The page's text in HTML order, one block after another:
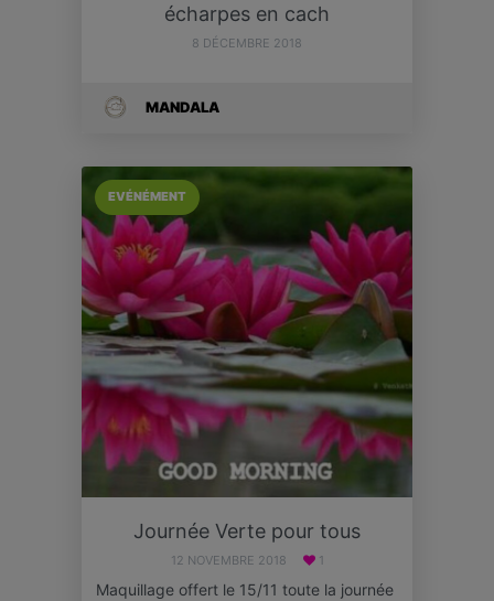
écharpes en cach
8 DÉCEMBRE 2018
MANDALA
EVÉNÉMENT
Journée Verte pour tous
12 NOVEMBRE 2018 1
Maquillage offert le 15/11 toute la journée